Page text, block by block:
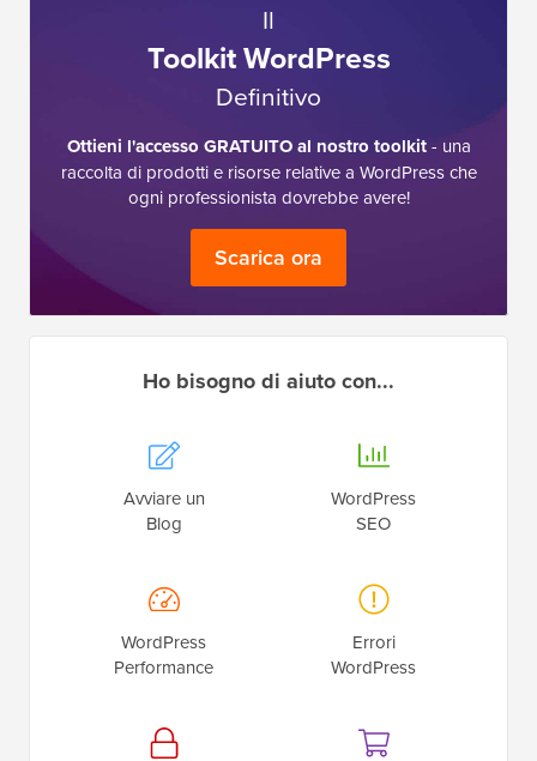
Il
Toolkit WordPress
Definitivo
Ottieni l'accesso GRATUITO al nostro toolkit- una
raccolta di prodotti e risorse relative a WordPress che
ogni professionista dovrebbe avere!
Scarica ora
Ho bisogno di aiuto con...
Avviare un
Blog
WordPress
SEO
WordPress
Performance
Errori
WordPress